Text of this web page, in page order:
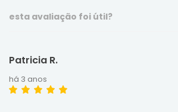
esta avaliação foi útil?
Patricia R.
há 3 anos